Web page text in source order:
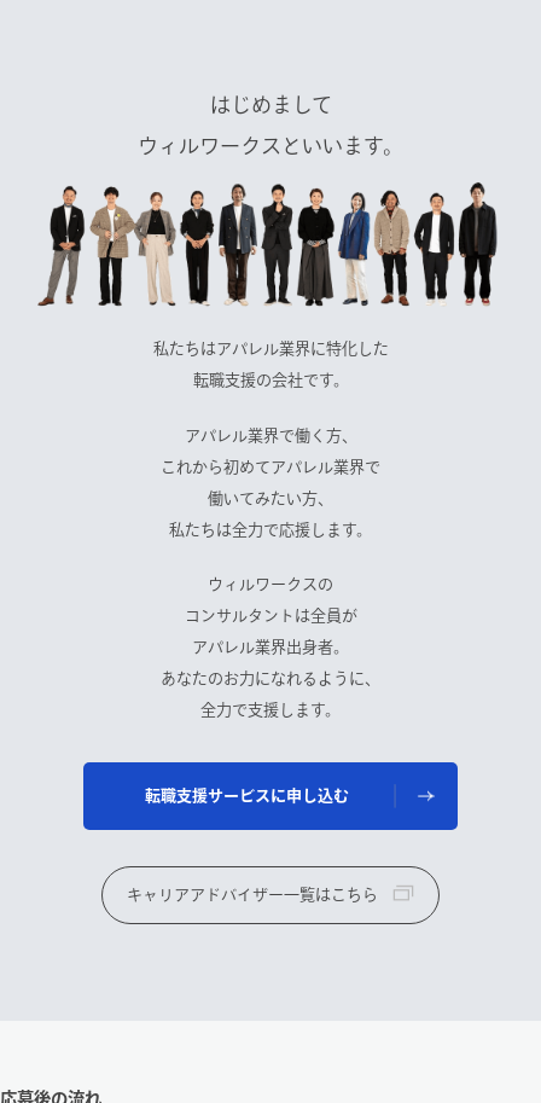
はじめまして
ウィルワークスといいます。
私たちはアパレル業界に特化した
転職支援の会社です。
アパレル業界で働く方、
これから初めてアパレル業界で
働いてみたい方、
私たちは全力で応援します。
ウィルワークスの
コンサルタントは全員が
アパレル業界出身者。
あなたのお力になれるように、
全力で支援します。
転職支援サービスに申し込む
キャリアアドバイザー一覧はこちら
応募後の流れ